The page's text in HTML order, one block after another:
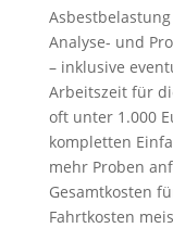
Analyse- und
– inklusive
Arbeitszeit für
oft unter 1.000
kompletten
mehr Proben
Gesamtkosten
Fahrtkosten